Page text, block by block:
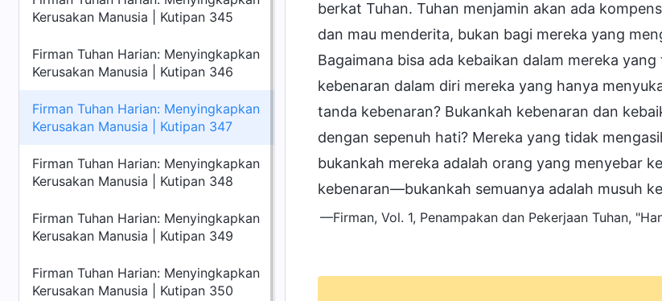
Kerusakan Manusia | Kutipan 345
Firman Tuhan Harian: Menyingkapkan
Kerusakan Manusia | Kutipan 346
Firman Tuhan Harian: Menyingkapkan
Kerusakan Manusia | Kutipan 347
Firman Tuhan Harian: Menyingkapkan
Kerusakan Manusia | Kutipan 348
Firman Tuhan Harian: Menyingkapkan
Kerusakan Manusia | Kutipan 349
Firman Tuhan Harian: Menyingkapkan
Kerusakan Manusia | Kutipan 350
berkat Tuhan. Tuhan menjamin akan ada
dan mau menderita, bukan bagi mereka yang
Bagaimana bisa ada kebaikan dalam mereka
kebenaran dalam diri mereka yang hanya
tanda kebenaran? Bukankah kebenaran dan
dengan sepenuh hati? Mereka yang tidak
bukankah mereka adalah orang yang menyebar
kebenaran—bukankah semuanya adalah musuh
—Firman, Vol. 1, Penampakan dan Pekerjaan Tuhan,